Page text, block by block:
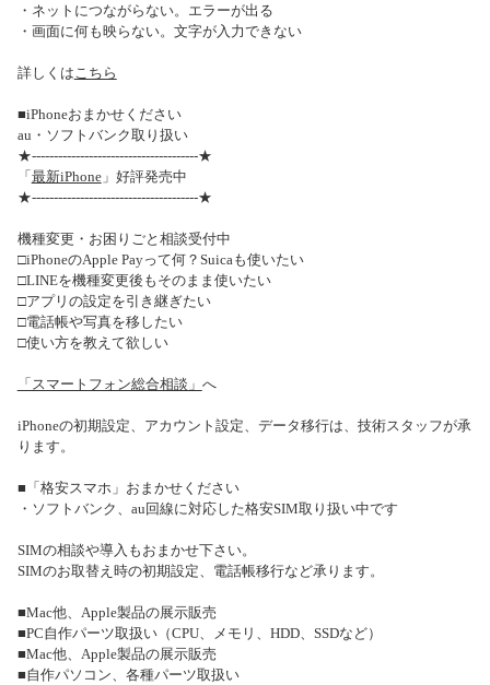
・ネットにつながらない。エラーが出る
・画面に何も映らない。文字が入力できない
詳しくはこちら
■iPhoneおまかせください
au・ソフトバンク取り扱い
★--------------------------------------★
「 最新iPhone」好評発売中
★--------------------------------------★
機種変更・お困りごと相談受付中
□iPhoneのApple Payって何？Suicaも使いたい
□LINEを機種変更後もそのまま使いたい
□アプリの設定を引き継ぎたい
□電話帳や写真を移したい
□使い方を教えて欲しい
「スマートフォン総合相談」 へ
iPhoneの初期設定、アカウント設定、データ移行は、技術スタッフが承
ります。
■「格安スマホ」おまかせください
・ソフトバンク、au回線に対応した格安SIM取り扱い中です
SIMの相談や導入もおまかせ下さい。
SIMのお取替え時の初期設定、電話帳移行など承ります。
■Mac他、Apple製品の展示販売
■PC自作パーツ取扱い（CPU、メモリ、HDD、SSDなど）
■Mac他、Apple製品の展示販売
■自作パソコン、各種パーツ取扱い